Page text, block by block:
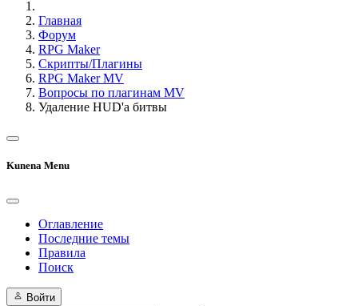
Главная
Форум
RPG Maker
Скрипты/Плагины
RPG Maker MV
Вопросы по плагинам MV
Удаление HUD'а битвы
Kunena Menu
Оглавление
Последние темы
Правила
Поиск
Войти